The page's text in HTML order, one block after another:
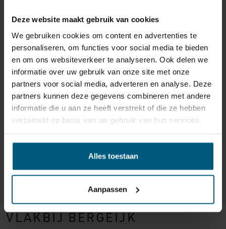
Deze website maakt gebruik van cookies
We gebruiken cookies om content en advertenties te
personaliseren, om functies voor social media te bieden
en om ons websiteverkeer te analyseren. Ook delen we
informatie over uw gebruik van onze site met onze
partners voor social media, adverteren en analyse. Deze
partners kunnen deze gegevens combineren met andere
informatie die u aan ze heeft verstrekt of die ze hebben
verzameld op basis van uw gebruik van hun services.
Alles toestaan
Aanpassen
BEZOEK ONZE BEDDENZAAK
VLAKBIJ BERGEIJK